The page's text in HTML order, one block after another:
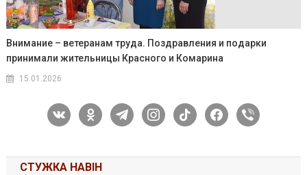
Внимание – ветеранам труда. Поздравления и подарки
принимали жительницы Красного и Комарина
15.01.2026
vkontakteodnoklassniki
telegraminstagram
tiktok facebook
viber
СТУЖКА НАВІН